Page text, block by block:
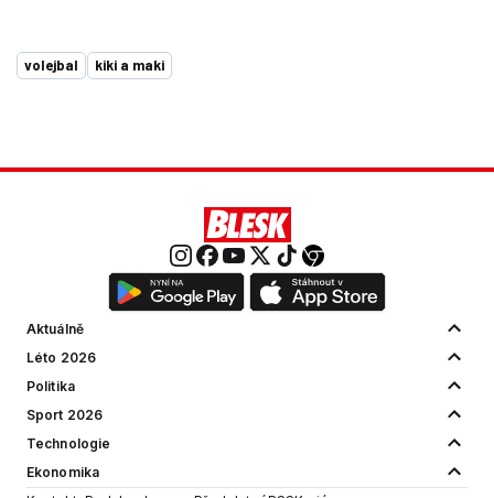
volejbal kiki a maki
Aktuálně
Léto 2026
Politika
Sport 2026
Technologie
Ekonomika